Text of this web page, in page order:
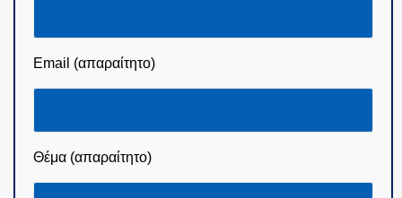
Email (απαραίτητο)
Θέμα (απαραίτητο)